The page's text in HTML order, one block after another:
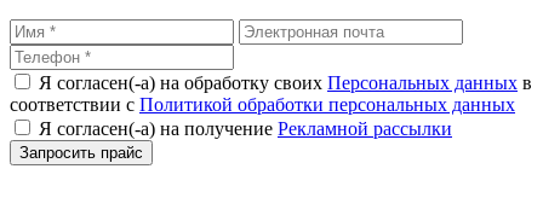
Я согласен(-а) на обработку своих Персональных данных в
соответствии с Политикой обработки персональных данных
Я согласен(-а) на получение Рекламной рассылки